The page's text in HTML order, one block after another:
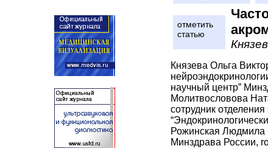
отметить
статью
Князева Ольга
научный центр”
Молитвословова
сотрудник
Рожинская Людмила
Минздрава России,